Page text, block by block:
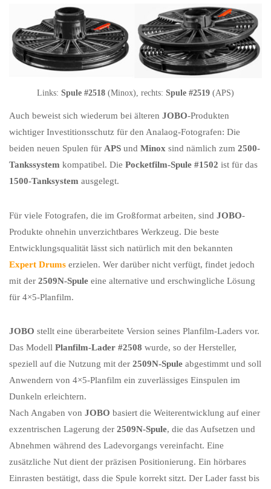
Links: Spule #2518 (Minox), rechts: Spule #2519 (APS)
Auch beweist sich wiederum bei älteren JOBO-Produkten
wichtiger Investitionsschutz für den Analaog-Fotografen: Die
beiden neuen Spulen für APS und Minox sind nämlich zum 2500-
Tankssystem kompatibel. Die Pocketfilm-Spule #1502 ist für das
1500-Tanksystem ausgelegt.
Für viele Fotografen, die im Großformat arbeiten, sind JOBO-
Produkte ohnehin unverzichtbares Werkzeug. Die beste
Entwicklungsqualität lässt sich natürlich mit den bekannten
Expert Drums erzielen. Wer darüber nicht verfügt, findet jedoch
mit der 2509N-Spule eine alternative und erschwingliche Lösung
für 4×5-Planfilm.
JOBO stellt eine überarbeitete Version seines Planfilm-Laders vor.
Das Modell Planfilm-Lader #2508 wurde, so der Hersteller,
speziell auf die Nutzung mit der 2509N-Spule abgestimmt und soll
Anwendern von 4×5-Planfilm ein zuverlässiges Einspulen im
Dunkeln erleichtern.
Nach Angaben von JOBO basiert die Weiterentwicklung auf einer
exzentrischen Lagerung der 2509N-Spule, die das Aufsetzen und
Abnehmen während des Ladevorgangs vereinfacht. Eine
zusätzliche Nut dient der präzisen Positionierung. Ein hörbares
Einrasten bestätigt, dass die Spule korrekt sitzt. Der Lader fasst bis